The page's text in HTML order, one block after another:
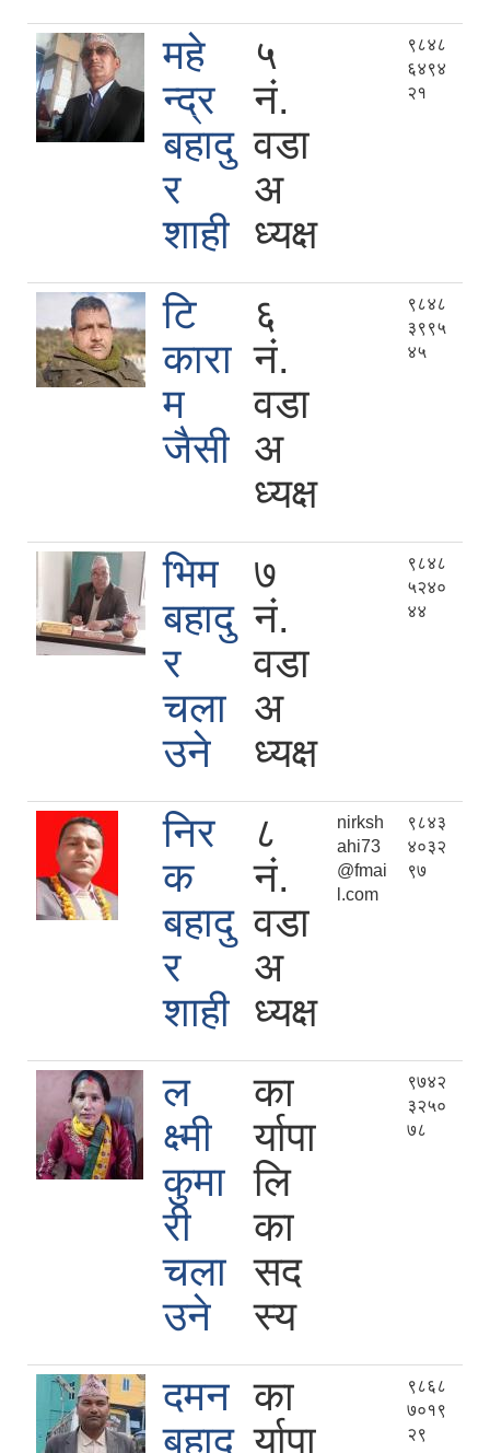
महे
न्द्र
बहादु
र
शाही
५
नं.
वडा
अ
ध्यक्ष
९८४८
६४९४
२१
टि
कारा
म
जैसी
६
नं.
वडा
अ
ध्यक्ष
९८४८
३९९५
४५
भिम
बहादु
र
चला
उने
७
नं.
वडा
अ
ध्यक्ष
९८४८
५२४०
४४
निर
क
बहादु
र
शाही
८
नं.
वडा
अ
ध्यक्ष
nirksh
ahi73
@fmai
l.com
९८४३
४०३२
९७
ल
क्ष्मी
कुमा
री
चला
उने
का
र्यापा
लि
का
सद
स्य
९७४२
३२५०
७८
दमन
बहादु
का
र्यापा
९८६८
७०१९
२९